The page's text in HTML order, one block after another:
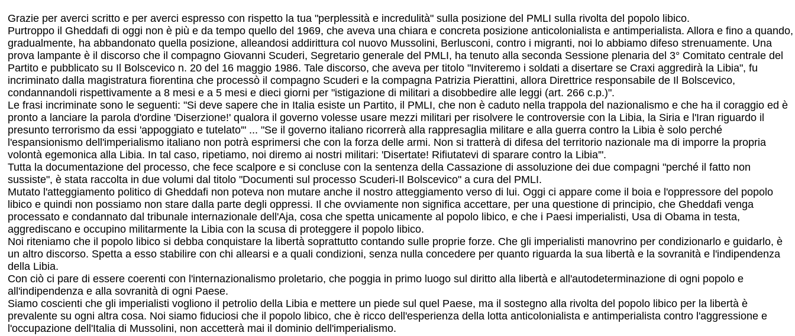
Grazie per averci scritto e per averci espresso con rispetto la tua "perplessità e incredulità" sulla posizione del PMLI sulla rivolta del popolo libico.
Purtroppo il Gheddafi di oggi non è più e da tempo quello del 1969, che aveva una chiara e concreta posizione anticolonialista e antimperialista. Allora e fino a quando,
gradualmente, ha abbandonato quella posizione, alleandosi addirittura col nuovo Mussolini, Berlusconi, contro i migranti, noi lo abbiamo difeso strenuamente. Una
prova lampante è il discorso che il compagno Giovanni Scuderi, Segretario generale del PMLI, ha tenuto alla seconda Sessione plenaria del 3° Comitato centrale del
Partito e pubblicato su Il Bolscevico n. 20 del 16 maggio 1986. Tale discorso, che aveva per titolo "Inviteremo i soldati a disertare se Craxi aggredirà la Libia", fu
incriminato dalla magistratura fiorentina che processò il compagno Scuderi e la compagna Patrizia Pierattini, allora Direttrice responsabile de Il Bolscevico,
condannandoli rispettivamente a 8 mesi e a 5 mesi e dieci giorni per "istigazione di militari a disobbedire alle leggi (art. 266 c.p.)".
Le frasi incriminate sono le seguenti: "Si deve sapere che in Italia esiste un Partito, il PMLI, che non è caduto nella trappola del nazionalismo e che ha il coraggio ed è
pronto a lanciare la parola d'ordine 'Diserzione!' qualora il governo volesse usare mezzi militari per risolvere le controversie con la Libia, la Siria e l'Iran riguardo il
presunto terrorismo da essi 'appoggiato e tutelato'" ... "Se il governo italiano ricorrerà alla rappresaglia militare e alla guerra contro la Libia è solo perché
l'espansionismo dell'imperialismo italiano non potrà esprimersi che con la forza delle armi. Non si tratterà di difesa del territorio nazionale ma di imporre la propria
volontà egemonica alla Libia. In tal caso, ripetiamo, noi diremo ai nostri militari: 'Disertate! Rifiutatevi di sparare contro la Libia'".
Tutta la documentazione del processo, che fece scalpore e si concluse con la sentenza della Cassazione di assoluzione dei due compagni "perché il fatto non
sussiste", è stata raccolta in due volumi dal titolo "Documenti sul processo Scuderi-Il Bolscevico" a cura del PMLI.
Mutato l'atteggiamento politico di Gheddafi non poteva non mutare anche il nostro atteggiamento verso di lui. Oggi ci appare come il boia e l'oppressore del popolo
libico e quindi non possiamo non stare dalla parte degli oppressi. Il che ovviamente non significa accettare, per una questione di principio, che Gheddafi venga
processato e condannato dal tribunale internazionale dell'Aja, cosa che spetta unicamente al popolo libico, e che i Paesi imperialisti, Usa di Obama in testa,
aggrediscano e occupino militarmente la Libia con la scusa di proteggere il popolo libico.
Noi riteniamo che il popolo libico si debba conquistare la libertà soprattutto contando sulle proprie forze. Che gli imperialisti manovrino per condizionarlo e guidarlo, è
un altro discorso. Spetta a esso stabilire con chi allearsi e a quali condizioni, senza nulla concedere per quanto riguarda la sua libertà e la sovranità e l'indipendenza
della Libia.
Con ciò ci pare di essere coerenti con l'internazionalismo proletario, che poggia in primo luogo sul diritto alla libertà e all'autodeterminazione di ogni popolo e
all'indipendenza e alla sovranità di ogni Paese.
Siamo coscienti che gli imperialisti vogliono il petrolio della Libia e mettere un piede sul quel Paese, ma il sostegno alla rivolta del popolo libico per la libertà è
prevalente su ogni altra cosa. Noi siamo fiduciosi che il popolo libico, che è ricco dell'esperienza della lotta anticolonialista e antimperialista contro l'aggressione e
l'occupazione dell'Italia di Mussolini, non accetterà mai il dominio dell'imperialismo.